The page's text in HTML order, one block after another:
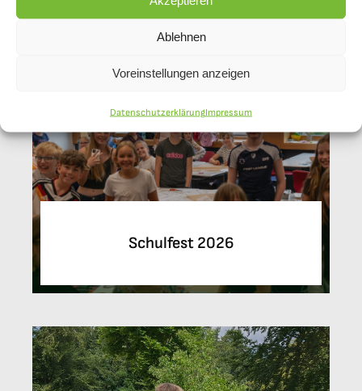
Ablehnen
Voreinstellungen anzeigen
DatenschutzerklärungImpressum
Schulfest 2026